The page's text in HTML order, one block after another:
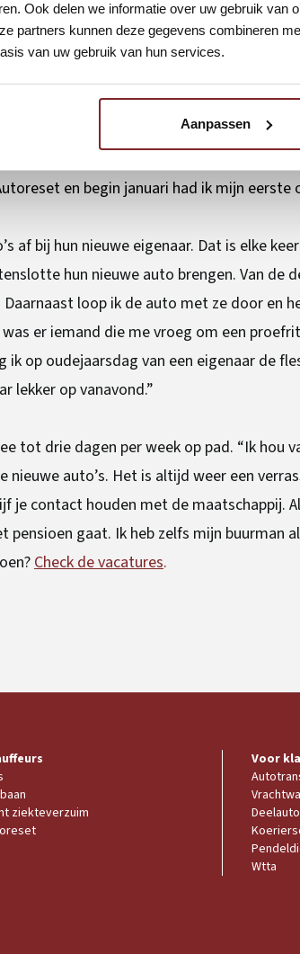
Ook delen we informatie over uw gebruik van
partners kunnen deze gegevens combineren
van uw gebruik van hun services.
Aanpassen
zicht. “Ik heb een fantastische tijd gehad
“De eerste zes maanden na mijn
miste het wereldje en het contact met
over het werk en ik was op
en begin januari had ik mijn eerste
af bij hun nieuwe eigenaar. Dat is elke
hun nieuwe auto brengen. Van de
loop ik de auto met ze door en
er iemand die me vroeg om een
op oudejaarsdag van een eigenaar de
lekker op vanavond.”
tot drie dagen per week op pad. “Ik hou
auto’s. Het is altijd weer een
je contact houden met de maatschappij.
gaat. Ik heb zelfs mijn buurman
Check de vacatures.
ziekteverzuim
Voor
Wtta